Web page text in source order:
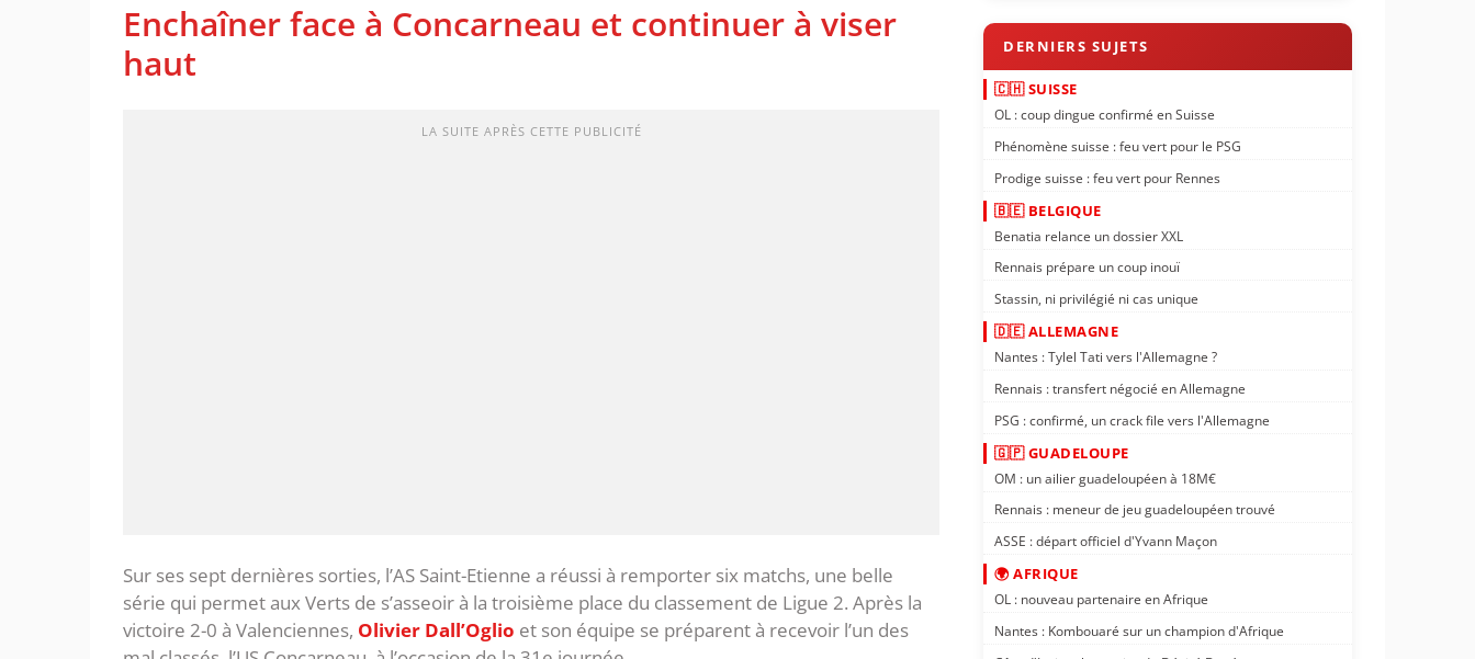
Enchaîner face à Concarneau et continuer à viser
haut
LA SUITE APRÈS CETTE PUBLICITÉ
Sur ses sept dernières sorties, l’AS Saint-Etienne a réussi à remporter six matchs, une belle
série qui permet aux Verts de s’asseoir à la troisième place du classement de Ligue 2. Après la
victoire 2-0 à Valenciennes, Olivier Dall’Oglio et son équipe se préparent à recevoir l’un des
🇨🇭 SUISSE
OL : coup dingue confirmé en Suisse
Phénomène suisse : feu vert pour le PSG
Prodige suisse : feu vert pour Rennes
🇧🇪 BELGIQUE
Benatia relance un dossier XXL
Rennais prépare un coup inouï
Stassin, ni privilégié ni cas unique
🇩🇪 ALLEMAGNE
Nantes : Tylel Tati vers l'Allemagne ?
Rennais : transfert négocié en Allemagne
PSG : confirmé, un crack file vers l'Allemagne
🇬🇵 GUADELOUPE
OM : un ailier guadeloupéen à 18M€
Rennais : meneur de jeu guadeloupéen trouvé
ASSE : départ officiel d'Yvann Maçon
🌍 AFRIQUE
OL : nouveau partenaire en Afrique
Nantes : Kombouaré sur un champion d'Afrique